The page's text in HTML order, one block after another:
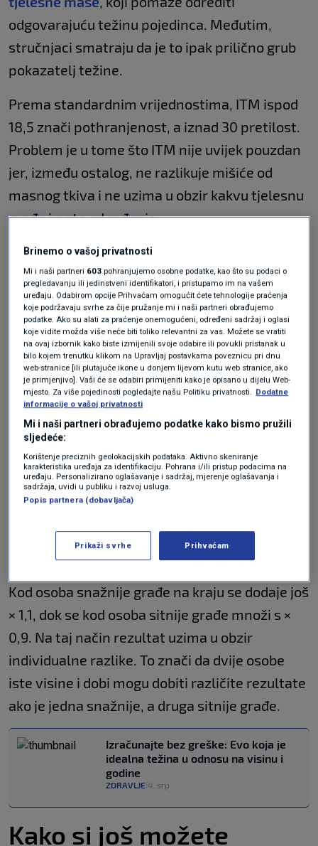
odgovarajuću težinu pojedinca. Međutim,
stručnjaci smatraju da je to ipak prilično grub
pokazatelj težine.
Prema standardnim vrijednostima, ITM ispod
18,5 znači pothranjenost, a iznad 30 pretilost.
Problem je u tome što ITM nije uvijek pouzdan
jer, između ostalog, ne razlikuje mišiće od
masnog tkiva i ne uzima u obzir kakvu tjelesnu
građu imate od rođenja.
Ovo je najbolji način da odredite
svoju idealnu težinu – i ne, nema
veze s vagom
ZDRAVLJE|2. ruj.
Što je opasnije, pretjerana mršavost
ili prekomjerna tjelesna težina?
ZDRAVLJE|14. lis.
Kako piše Krstarica, zato se preporučuje
izračunavanje idealne tjelesne težine pomoću
Creffoveformule, koja uzima u obzir vašu
visinu i dob. Formula razlikuje tri tipa tjelesne
građe: osobe prosječne, snažnije i sitnije građe.
((visina u cm−100)+(dob/10))×0,9
Kod osoba snažnije građe na kraju se dodaje još
× 1,1, dok se kod osoba sitnije građe množi s ×
0,9. Na taj način rezultat uzima u obzir
individualne razlike. To znači da dvije osobe
iste visine i dobi mogu dobiti različite rezultate
ako je jedna snažnije, a druga sitnije građe.
Izračunajte bez greške: Evo koja je
idealna težina u odnosu na visinu i
godine
ZDRAVLJE 4. srp.
Kako si još možete
Brinemo o vašoj privatnosti
Mi i naši partneri 603 pohranjujemo osobne podatke, kao što su podaci o
pregledavanju ili jedinstveni identifikatori, i pristupamo im na vašem
uređaju. Odabirom opcije Prihvaćam omogućit ćete tehnologije praćenja
koje podržavaju svrhe za čije pružanje mi i naši partneri obrađujemo
podatke. Ako su alati za praćenje onemogućeni, određeni sadržaj i oglasi
koje vidite možda više neće biti toliko relevantni za vas. Možete se vratiti
na ovaj izbornik kako biste izmijenili svoje odabire ili povukli pristanak u
bilo kojem trenutku klikom na Upravljaj postavkama poveznicu pri dnu
web-stranice [ili plutajuće ikone u donjem lijevom kutu web stranice, ako
je primjenjivo]. Vaši će se odabiri primijeniti kako je opisano u dijelu Web-
mjesto. Za više pojedinosti pogledajte našu Politiku privatnosti. Dodatne
informacije o vašoj privatnosti
Mi i naši partneri obrađujemo podatke kako bismo pružili
sljedeće:
Korištenje preciznih geolokacijskih podataka. Aktivno skeniranje
karakteristika uređaja za identifikaciju. Pohrana i/ili pristup podacima na
uređaju. Personalizirano oglašavanje i sadržaj, mjerenje oglašavanja i
sadržaja, uvidi u publiku i razvoj usluga.
Popis partnera (dobavljača)
Prikaži svrhe Prihvaćam